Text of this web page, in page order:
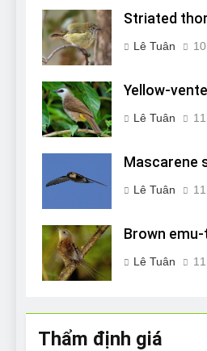
Striated
Lê Tuân
Yellow-
Lê Tuân
Mascarene
Lê Tuân
Brown emu-
Lê Tuân
Thẩm định giá